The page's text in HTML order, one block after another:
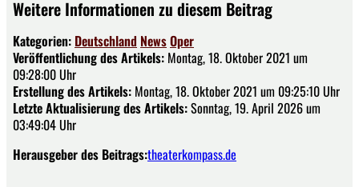
Weitere Informationen zu diesem Beitrag
Kategorien: Deutschland NewsOper
Veröffentlichung des Artikels: Montag, 18. Oktober 2021 um
09:28:00 Uhr
Erstellung des Artikels: Montag, 18. Oktober 2021 um 09:25:10 Uhr
Letzte Aktualisierung des Artikels:Sonntag, 19. April 2026 um
03:49:04 Uhr
Herausgeber des Beitrags:theaterkompass.de